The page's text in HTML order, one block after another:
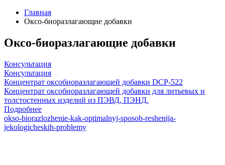
Главная
Оксо-биоразлагающие добавки
Оксо-биоразлагающие добавки
Консультация
Консультация
Концентрат оксобиоразлагающей добавки DCP-522
Концентрат оксобиоразлагающей добавки для литьевых и
толстостенных изделий из ПЭВД, ПЭНД.
Подробнее
okso-biorazlozhenie-kak-optimalnyj-sposob-reshenija-
jekologicheskih-problemy